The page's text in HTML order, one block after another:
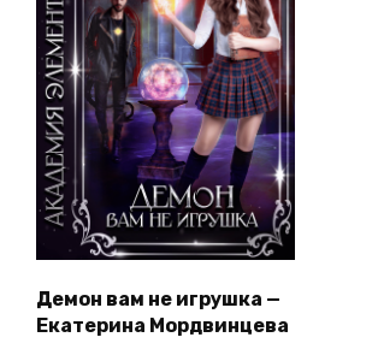
Демон вам не игрушка —
Екатерина Мордвинцева